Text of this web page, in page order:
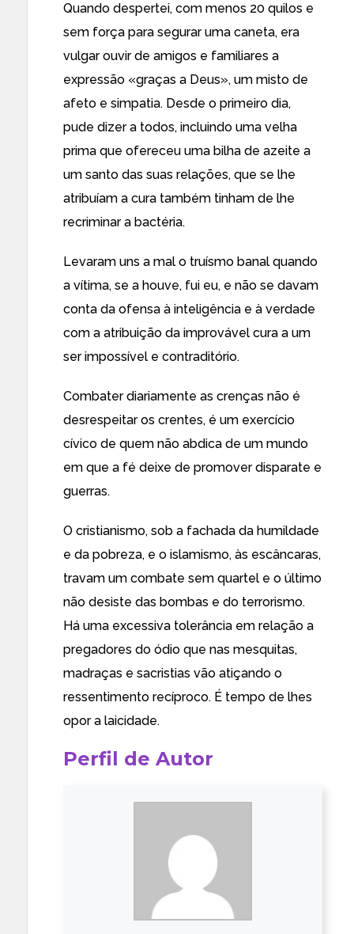
Quando despertei, com menos 20 quilos e
sem força para segurar uma caneta, era
vulgar ouvir de amigos e familiares a
expressão «graças a Deus», um misto de
afeto e simpatia. Desde o primeiro dia,
pude dizer a todos, incluindo uma velha
prima que ofereceu uma bilha de azeite a
um santo das suas relações, que se lhe
atribuíam a cura também tinham de lhe
recriminar a bactéria.
Levaram uns a mal o truísmo banal quando
a vítima, se a houve, fui eu, e não se davam
conta da ofensa à inteligência e à verdade
com a atribuição da improvável cura a um
ser impossível e contraditório.
Combater diariamente as crenças não é
desrespeitar os crentes, é um exercício
cívico de quem não abdica de um mundo
em que a fé deixe de promover disparate e
guerras.
O cristianismo, sob a fachada da humildade
e da pobreza, e o islamismo, às escâncaras,
travam um combate sem quartel e o último
não desiste das bombas e do terrorismo.
Há uma excessiva tolerância em relação a
pregadores do ódio que nas mesquitas,
madraças e sacristias vão atiçando o
ressentimento recíproco. É tempo de lhes
opor a laicidade.
Perfil de Autor